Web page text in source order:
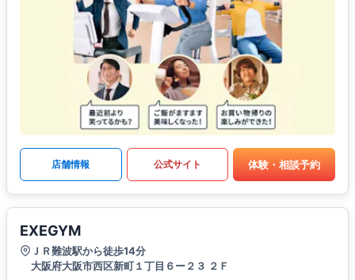
店舗情報 公式サイト 体験・相談予約
EXEGYM
ＪＲ難波駅から徒歩14分
大阪府大阪市西区新町１丁目６ー２３ ２Ｆ